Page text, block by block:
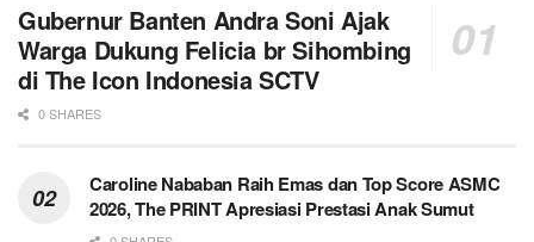
Gubernur Banten Andra Soni Ajak
Warga Dukung Felicia br Sihombing
di The Icon Indonesia SCTV
0 SHARES
Caroline Nababan Raih Emas dan Top Score ASMC
2026, The PRINT Apresiasi Prestasi Anak Sumut